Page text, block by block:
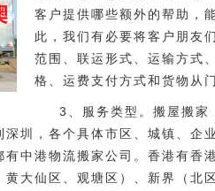
客户提供哪些额外的帮助，
此，我们有必要将客户朋友
范围、联运形式、运输方式
格、运费支付方式和货物从
3、服务类型。搬屋搬家
圳，各个具体市区、城镇、企
中港物流搬家公司。香港有香
大仙区、观塘区）、新界（北